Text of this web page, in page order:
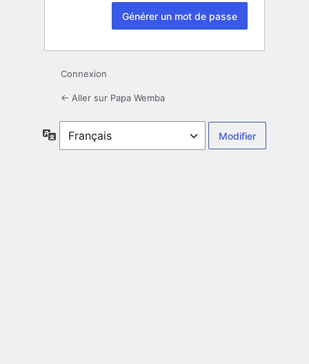
Connexion
← Aller sur Papa Wemba
Langue